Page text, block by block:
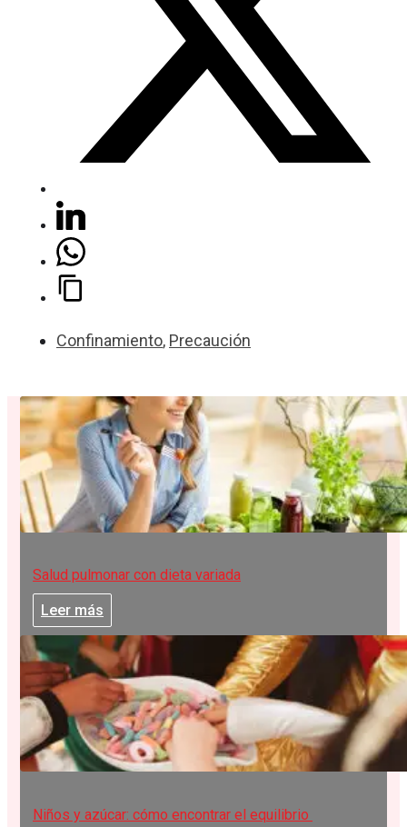
Confinamiento, Precaución
Salud pulmonar con dieta variada
Leer más
Niños y azúcar: cómo encontrar el equilibrio